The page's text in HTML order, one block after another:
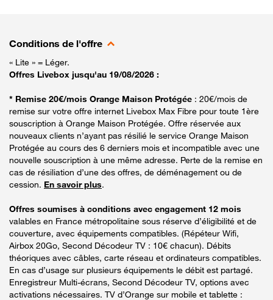
Conditions de l'offre
« Lite » = Léger.
Offres Livebox jusqu'au 19/08/2026 :
* Remise 20€/mois Orange Maison Protégée : 20€/mois de
remise sur votre offre internet Livebox Max Fibre pour toute 1ère
souscription à Orange Maison Protégée. Offre réservée aux
nouveaux clients n’ayant pas résilié le service Orange Maison
Protégée au cours des 6 derniers mois et incompatible avec une
nouvelle souscription à une même adresse. Perte de la remise en
cas de résiliation d’une des offres, de déménagement ou de
cession. En savoir plus.
Offres soumises à conditions avec engagement 12 mois
valables en France métropolitaine sous réserve d’éligibilité et de
couverture, avec équipements compatibles. (Répéteur Wifi,
Airbox 20Go, Second Décodeur TV : 10€ chacun). Débits
théoriques avec câbles, carte réseau et ordinateurs compatibles.
En cas d’usage sur plusieurs équipements le débit est partagé.
Enregistreur Multi-écrans, Second Décodeur TV, options avec
activations nécessaires. TV d’Orange sur mobile et tablette :